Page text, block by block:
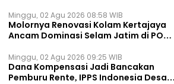
Minggu, 02 Agu 2026 08:58 WIB
Molornya Renovasi Kolam Kertajaya
Ancam Dominasi Selam Jatim di PON
Minggu, 02 Agu 2026 09:25 WIB
Dana Kompensasi Jadi Bancakan
Pemburu Rente, IPPS Indonesia Desak